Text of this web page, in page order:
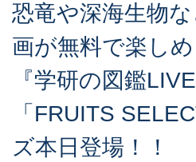
恐竜や深海生物
画が無料で楽し
『学研の図鑑
「FRUITS
ズ本日登場！！